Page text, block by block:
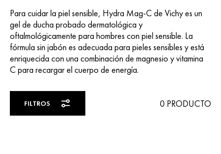
Para cuidar la piel sensible, Hydra Mag-C de Vichy es un
gel de ducha probado dermatológica y
oftalmológicamente para hombres con piel sensible. La
fórmula sin jabón es adecuada para pieles sensibles y está
enriquecida con una combinación de magnesio y vitamina
C para recargar el cuerpo de energía.
FILTROS 0 PRODUCTO